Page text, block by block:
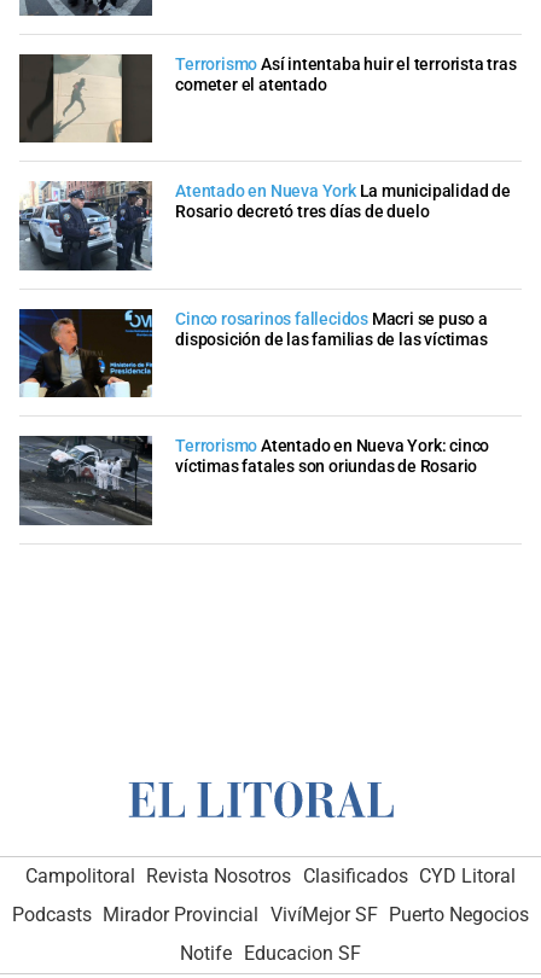
TerrorismoAsí intentaba huir el terrorista tras
cometer el atentado
Atentado en Nueva York La municipalidad de
Rosario decretó tres días de duelo
Cinco rosarinos fallecidos Macri se puso a
disposición de las familias de las víctimas
TerrorismoAtentado en Nueva York: cinco
víctimas fatales son oriundas de Rosario
Campolitoral Revista Nosotros Clasificados CYD Litoral
Podcasts Mirador Provincial VivíMejor SF Puerto Negocios
Notife Educacion SF